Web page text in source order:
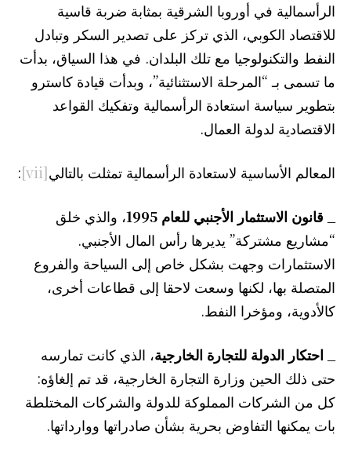
الرأسمالية في أوروبا الشرقية بمثابة ضربة قاسية
للاقتصاد الكوبي، الذي تركز على تصدير السكر وتبادل
النفط والتكنولوجيا مع تلك البلدان. في هذا السياق، بدأت
ما تسمى بـ “المرحلة الاستثنائية”، وبدأت قيادة كاسترو
بتطوير سياسة استعادة الرأسمالية وتفكيك القواعد
الاقتصادية لدولة العمال.
المعالم الأساسية لاستعادة الرأسمالية تمثلت بالتالي[vii]
:
قانون الاستثمار الأجنبي للعام 1995
، والذي خلق
“مشاريع مشتركة” يديرها رأس المال الأجنبي.
الاستثمارات وجهت بشكل خاص إلى السياحة والفروع
المتصلة بها، لكنها وسعت لاحقا إلى قطاعات أخرى،
كالأدوية، ومؤخرا النفط.
احتكار الدولة للتجارة الخارجية، الذي كانت تمارسه
حتى ذلك الحين وزارة التجارة الخارجية، قد تم إلغاؤه:
كل من الشركات المملوكة للدولة والشركات المختلطة
بات يمكنها التفاوض بحرية بشأن صادراتها ووارداتها.